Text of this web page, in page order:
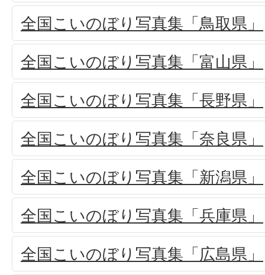
全国こいのぼり写真集「鳥取県」
全国こいのぼり写真集「富山県」
全国こいのぼり写真集「長野県」
全国こいのぼり写真集「奈良県」
全国こいのぼり写真集「新潟県」
全国こいのぼり写真集「兵庫県」
全国こいのぼり写真集「広島県」